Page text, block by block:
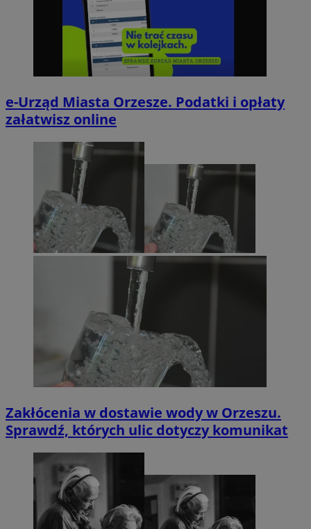
e-Urząd Miasta Orzesze. Podatki i opłaty
załatwisz online
Zakłócenia w dostawie wody w Orzeszu.
Sprawdź, których ulic dotyczy komunikat